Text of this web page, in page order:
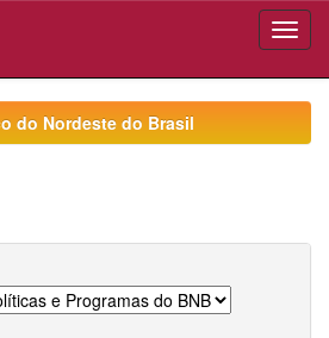
do Nordeste do Brasil